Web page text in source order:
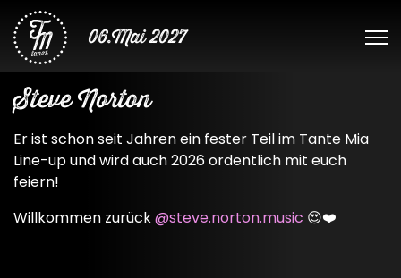
06.Mai 2027
Steve Norton
Er ist schon seit Jahren ein fester Teil im Tante Mia
Line-up und wird auch 2026 ordentlich mit euch
feiern!
Willkommen zurück@steve.norton.music 😍❤️